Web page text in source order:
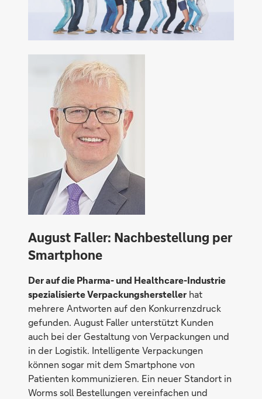
August Faller: Nachbestellung per
Smartphone
Der auf die Pharma- und Healthcare-Industrie
spezialisierte Verpackungshersteller hat
mehrere Antworten auf den Konkurrenz­druck
gefunden. August Faller unterstützt Kunden
auch bei der Gestaltung von Verpackungen und
in der Logistik. Intelligente Verpackungen
können sogar mit dem Smartphone von
Patienten kommunizieren. Ein neuer Standort in
Worms soll Bestellungen vereinfachen und